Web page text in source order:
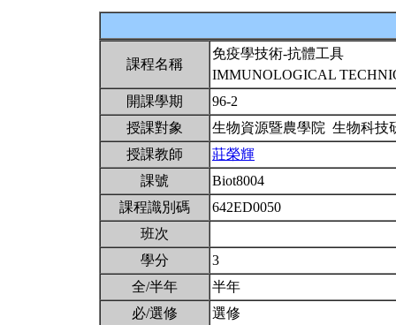
課程名稱
免疫學技術-抗體工具
IMMUNOLOGICAL
開課學期
96-2
授課對象
生物資源暨農學院 生物科
授課教師
莊榮輝
課號
Biot8004
課程識別碼
642ED0050
班次
學分
3
全/半年
半年
必/選修
選修